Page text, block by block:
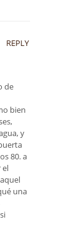
REPLY
de
bien
y
80. a
el
una